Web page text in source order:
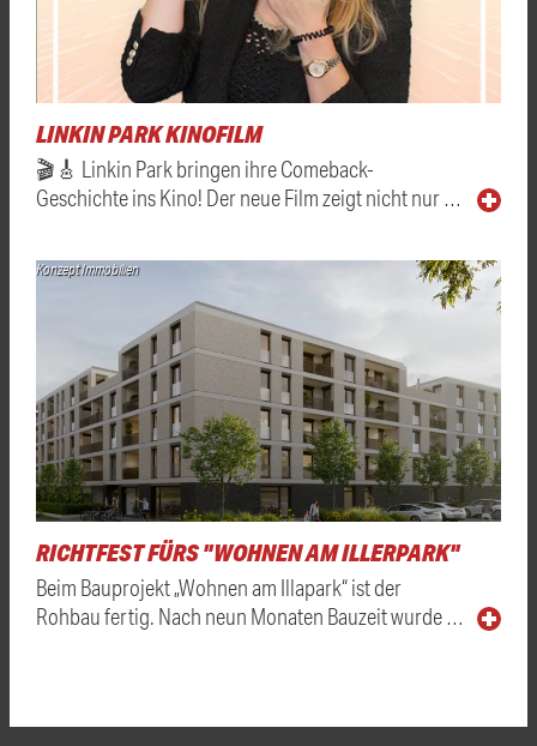
LINKIN PARK KINOFILM
🎬🎸 Linkin Park bringen ihre Comeback-
Geschichte ins Kino! Der neue Film zeigt nicht nur …
Konzept Immobilien
RICHTFEST FÜRS "WOHNEN AM ILLERPARK"
Beim Bauprojekt „Wohnen am Illapark“ ist der
Rohbau fertig. Nach neun Monaten Bauzeit wurde …